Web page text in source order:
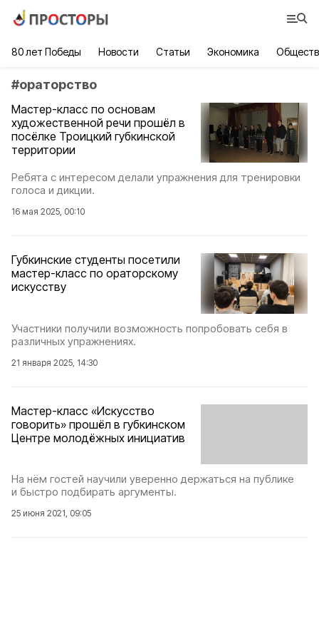
80 лет Победы Новости Статьи Экономика
#ораторство
Мастер-класс по основам
художественной речи прошёл в
посёлке Троицкий губкинской
территории
Ребята с интересом делали упражнения для тренировки
голоса и дикции.
16 мая 2025, 00:10
Губкинские студенты посетили
мастер-класс по ораторскому
искусству
Участники получили возможность попробовать себя в
различных упражнениях.
21 января 2025, 14:30
Мастер-класс «Искусство
говорить» прошёл в губкинском
Центре молодёжных инициатив
На нём гостей научили уверенно держаться на публике
и быстро подбирать аргументы.
25 июня 2021, 09:05